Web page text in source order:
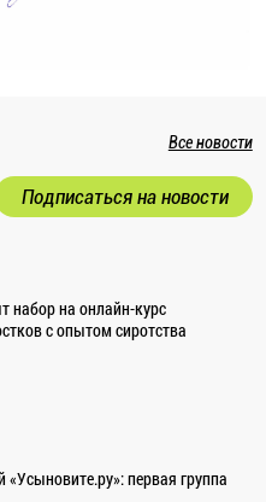
Все новости
Подписаться на новости
набор на онлайн-курс
с опытом сиротства
первая группа